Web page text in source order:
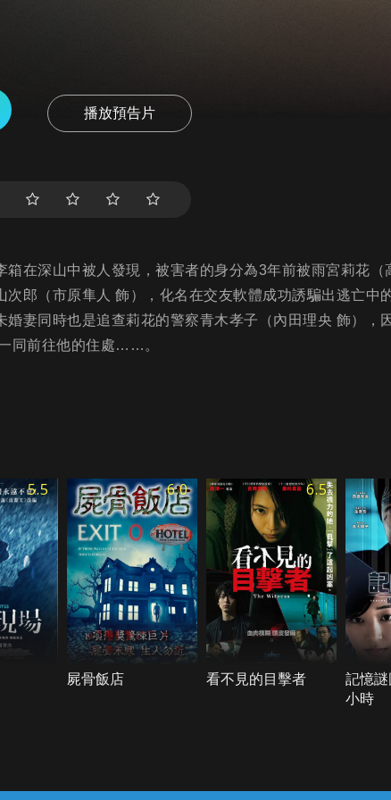
播放預告片
箱在深山中被人發現，被害者的身分為3年前被雨宮莉花
次郎（市原隼人 飾），化名在交友軟體成功誘騙出逃亡中
婚妻同時也是追查莉花的警察青木孝子（內田理央 飾），
同前往他的住處……。
5.5 6.0
屍骨飯店
6.5
看不見的目擊者
記憶
小時